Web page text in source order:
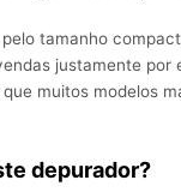
tamanho
justamente por
muitos modelos
depurador?